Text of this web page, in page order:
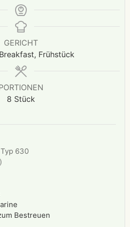
GERICHT
Frühstück
8 Stück
Typ 630
Bestreuen